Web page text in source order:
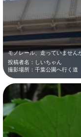
モノレール、走っていません
投稿者名：しいちゃん
撮影場所：千葉公園へ行く道